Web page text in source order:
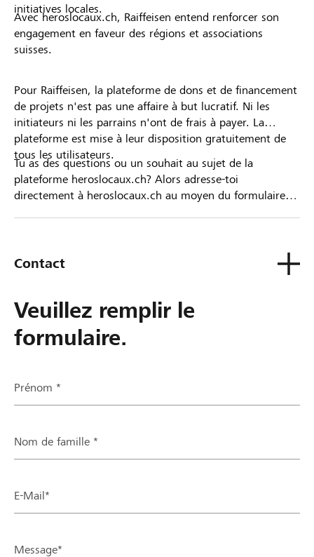
initiatives locales.
Avec heroslocaux.ch, Raiffeisen entend renforcer son
engagement en faveur des régions et associations
suisses.
Pour Raiffeisen, la plateforme de dons et de financement
de projets n'est pas une affaire à but lucratif. Ni les
initiateurs ni les parrains n'ont de frais à payer. La
plateforme est mise à leur disposition gratuitement de
tous les utilisateurs.
Tu as des questions ou un souhait au sujet de la
plateforme heroslocaux.ch? Alors adresse-toi
directement à heroslocaux.ch au moyen du formulaire
Contact
Veuillez remplir le
formulaire.
Prénom *
Nom de famille *
E-Mail*
Message*